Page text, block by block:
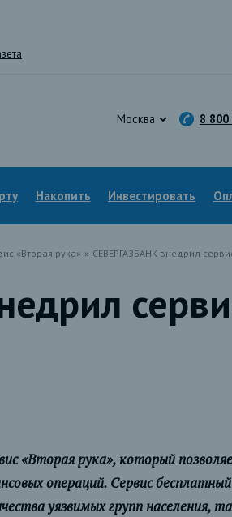
Москва 8 800
Накопить Инвестировать
«Вторая рука» » СЕВЕРГАЗБАНК внедрил
«Вторая рука», который
операций. Сервис
уязвимых групп населения,